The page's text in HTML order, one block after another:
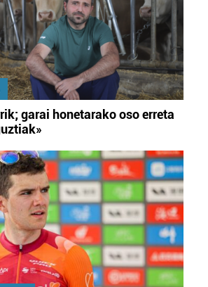
garai honetarako oso erreta